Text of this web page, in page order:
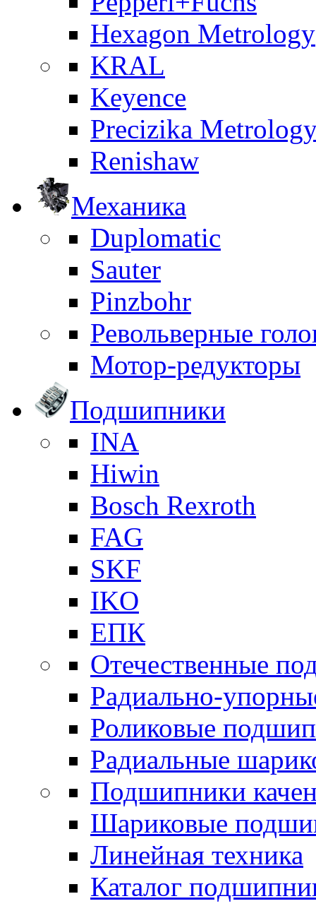
Hexagon Metrology
KRAL
Keyence
Precizika
Renishaw
Механика
Duplomatic
Sauter
Pinzbohr
Револьверные
Мотор-редукторы
Подшипники
INA
Hiwin
Bosch Rexroth
FAG
SKF
IKO
ЕПК
Отечественные
Радиально-
Роликовые
Радиальные
Подшипники
Шариковые
Линейная техника
Каталог